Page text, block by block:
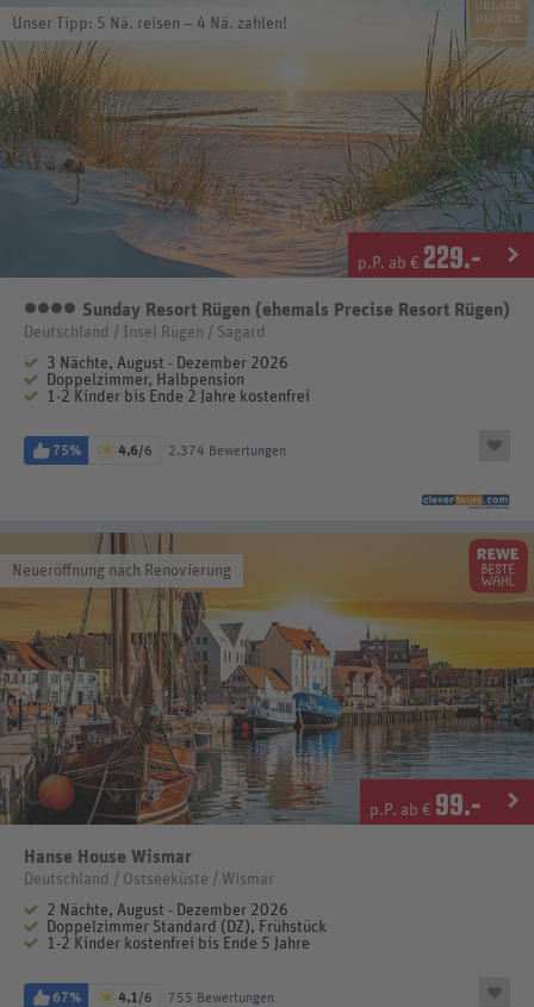
Unser Tipp: 5 Nä. reisen – 4 Nä. zahlen!
p.P. ab € 229.-
4 Sterne
Sunday Resort Rügen (ehemals Precise Resort Rügen)
Deutschland / Insel Rügen / Sagard
3 Nächte, August - Dezember 2026
Doppelzimmer, Halbpension
1-2 Kinder bis Ende 2 Jahre kostenfrei
75% 4,6/6 2.374 Bewertungen
Neueröffnung nach Renovierung
p.P. ab € 99.-
Hanse House Wismar
Deutschland / Ostseeküste / Wismar
2 Nächte, August - Dezember 2026
Doppelzimmer Standard (DZ), Frühstück
1-2 Kinder kostenfrei bis Ende 5 Jahre
67% 4,1/6 755 Bewertungen